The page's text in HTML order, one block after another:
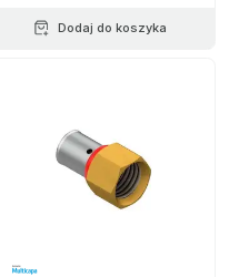
Dodaj do koszyka